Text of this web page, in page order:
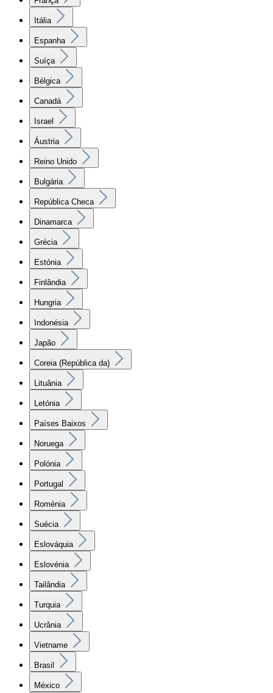
Itália
Espanha
Suíça
Bélgica
Canadá
Israel
Áustria
Reino Unido
Bulgária
República Checa
Dinamarca
Grécia
Estónia
Finlândia
Hungria
Indonésia
Japão
Coreia (República da)
Lituânia
Letónia
Países Baixos
Noruega
Polónia
Portugal
Roménia
Suécia
Eslováquia
Eslovénia
Tailândia
Turquia
Ucrânia
Vietname
Brasil
México